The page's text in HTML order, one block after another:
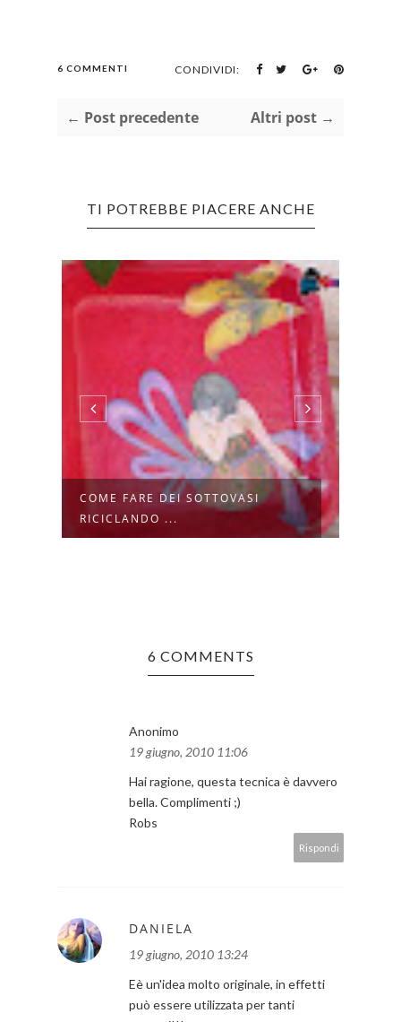
6 COMMENTI CONDIVIDI:
← Post precedente Altri post →
TI POTREBBE PIACERE ANCHE
COME FARE DEI SOTTOVASI
RICICLANDO ...
6 COMMENTS
Anonimo
19 giugno, 2010 11:06
Hai ragione, questa tecnica è davvero
bella. Complimenti ;)
Robs
Rispondi
DANIELA
19 giugno, 2010 13:24
Eè un'idea molto originale, in effetti
può essere utilizzata per tanti